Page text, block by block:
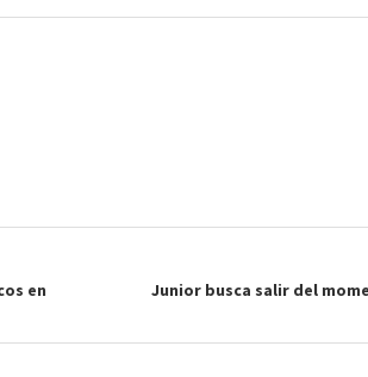
en
Junior busca salir del